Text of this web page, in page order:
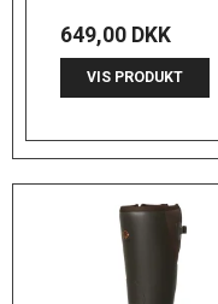
649,00 DKK
VIS PRODUKT